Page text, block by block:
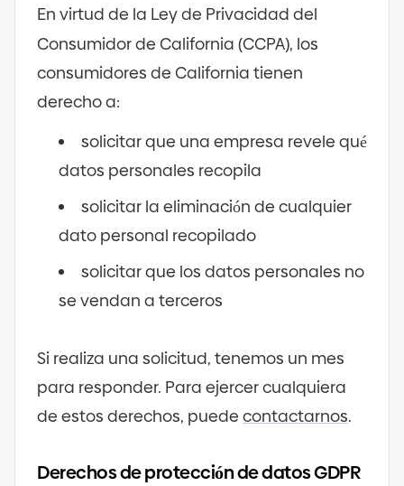
En virtud de la Ley de Privacidad del
Consumidor de California (CCPA), los
consumidores de California tienen
derecho a:
solicitar que una empresa revele qué
datos personales recopila
solicitar la eliminación de cualquier
dato personal recopilado
solicitar que los datos personales no
se vendan a terceros
Si realiza una solicitud, tenemos un mes
para responder. Para ejercer cualquiera
de estos derechos, puede contactarnos.
Derechos de protección de datos GDPR